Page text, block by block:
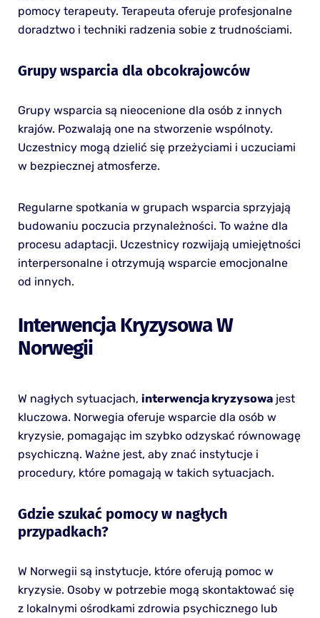
pomocy terapeuty. Terapeuta oferuje profesjonalne
doradztwo i techniki radzenia sobie z trudnościami.
Grupy wsparcia dla obcokrajowców
Grupy wsparcia są nieocenione dla osób z innych
krajów. Pozwalają one na stworzenie wspólnoty.
Uczestnicy mogą dzielić się przeżyciami i uczuciami
w bezpiecznej atmosferze.
Regularne spotkania w grupach wsparcia sprzyjają
budowaniu poczucia przynależności. To ważne dla
procesu adaptacji. Uczestnicy rozwijają umiejętności
interpersonalne i otrzymują wsparcie emocjonalne
od innych.
Interwencja Kryzysowa W
Norwegii
W nagłych sytuacjach, interwencja kryzysowajest
kluczowa. Norwegia oferuje wsparcie dla osób w
kryzysie, pomagając im szybko odzyskać równowagę
psychiczną. Ważne jest, aby znać instytucje i
procedury, które pomagają w takich sytuacjach.
Gdzie szukać pomocy w nagłych
przypadkach?
W Norwegii są instytucje, które oferują pomoc w
kryzysie. Osoby w potrzebie mogą skontaktować się
z lokalnymi ośrodkami zdrowia psychicznego lub